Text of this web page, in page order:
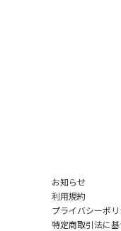
お知らせ
利用規約
プライバシーポ
特定商取引法に